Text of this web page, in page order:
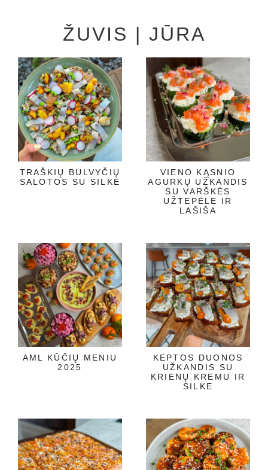
ŽUVIS | JŪRA
TRAŠKIŲ BULVYČIŲ
SALOTOS SU SILKE
VIENO KĄSNIO
AGURKŲ UŽKANDIS
SU VARŠKĖS
UŽTEPĖLE IR
LAŠIŠA
AML KŪČIŲ MENIU
2025
KEPTOS DUONOS
UŽKANDIS SU
KRIENŲ KREMU IR
SILKE